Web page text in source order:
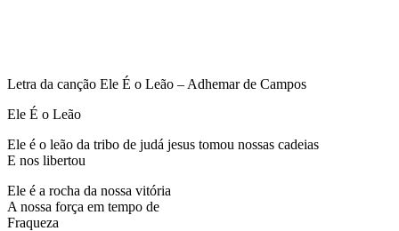
Letra da canção Ele É o Leão – Adhemar de Campos
Ele É o Leão
Ele é o leão da tribo de judá jesus tomou nossas cadeias
E nos libertou
Ele é a rocha da nossa vitória
A nossa força em tempo de
Fraqueza